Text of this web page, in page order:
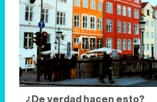
¿De verdad hacen esto?